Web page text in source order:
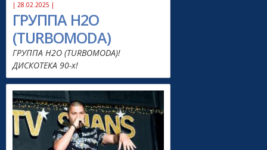
| 28.02.2025 |
ГРУППА H2O
(TURBOMODA)
ГРУППА H2O (TURBOMODA)!
ДИСКОТЕКА 90-х!